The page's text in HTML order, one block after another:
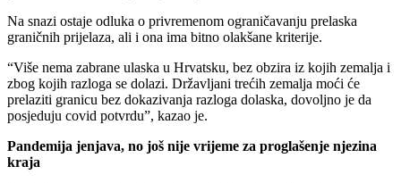
Na snazi ostaje odluka o privremenom ograničavanju prelaska
graničnih prijelaza, ali i ona ima bitno olakšane kriterije.
“Više nema zabrane ulaska u Hrvatsku, bez obzira iz kojih zemalja i
zbog kojih razloga se dolazi. Državljani trećih zemalja moći će
prelaziti granicu bez dokazivanja razloga dolaska, dovoljno je da
posjeduju covid potvrdu”, kazao je.
Pandemija jenjava, no još nije vrijeme za proglašenje njezina
kraja